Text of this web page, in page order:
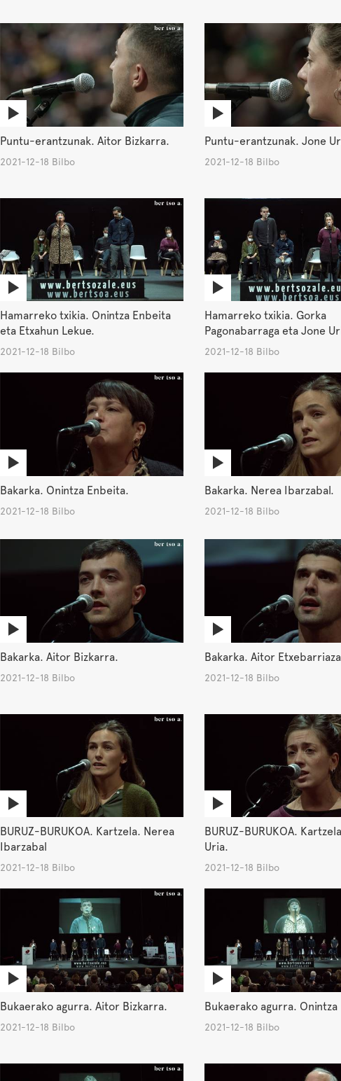
Puntu-erantzunak. Aitor Bizkarra.
2021-12-18 Bilbo
Puntu-erantzunak. Jone
2021-12-18 Bilbo
Hamarreko txikia. Onintza Enbeita
eta Etxahun Lekue.
2021-12-18 Bilbo
Hamarreko txikia. Gorka
Pagonabarraga eta Jone
2021-12-18 Bilbo
Bakarka. Onintza Enbeita.
2021-12-18 Bilbo
Bakarka. Nerea Ibarzabal.
2021-12-18 Bilbo
Bakarka. Aitor Bizkarra.
2021-12-18 Bilbo
Bakarka. Aitor
2021-12-18 Bilbo
BURUZ-BURUKOA. Kartzela. Nerea
Ibarzabal
2021-12-18 Bilbo
BURUZ-BURUKOA.
Uria.
2021-12-18 Bilbo
Bukaerako agurra. Aitor Bizkarra.
2021-12-18 Bilbo
Bukaerako agurra. Onintza
2021-12-18 Bilbo